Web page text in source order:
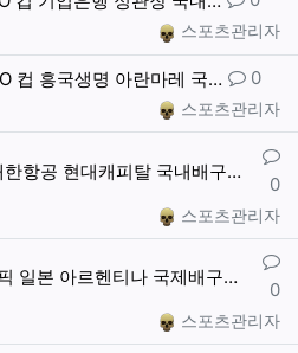
작성자스포츠관리자
컵 흥국생명 아란마레 국… 댓글
0
작성자스포츠관리자
공 현대캐피탈 국내배구분석…
댓글
0
작성자스포츠관리자
본 아르헨티나 국제배구분석…
댓글
0
작성자스포츠관리자